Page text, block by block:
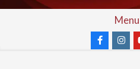
Skip
Menu